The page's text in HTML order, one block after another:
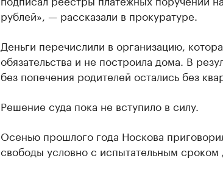
рублей», — рассказали в прокуратуре.
Деньги перечислили в организацию,
обязательства и не построила дома. В
без попечения родителей остались без
Решение суда пока не вступило в силу.
Осенью прошлого года Носкова
свободы условно с испытательным сроком